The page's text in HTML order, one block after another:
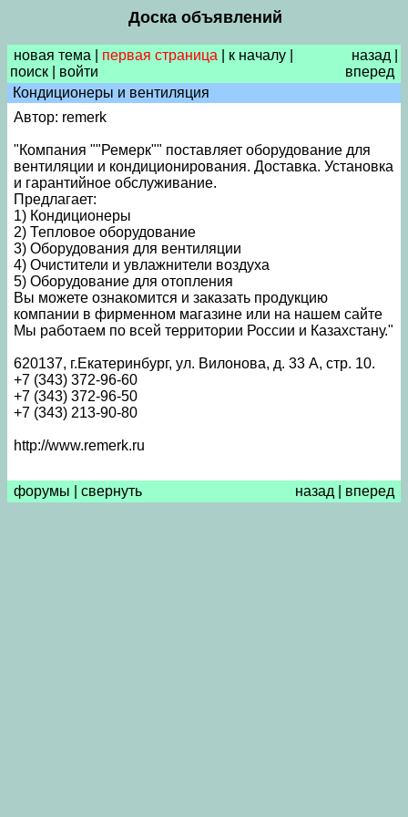
Доска объявлений
новая тема первая страница к началу
поиск
войти
назад
вперед
Кондиционеры и вентиляция
Автор: remerk
"Компания ""Ремерк"" поставляет оборудование для
вентиляции и кондиционирования. Доставка. Установка
и гарантийное обслуживание.
Предлагает:
1) Кондиционеры
2) Тепловое оборудование
3) Оборудования для вентиляции
4) Очистители и увлажнители воздуха
5) Оборудование для отопления
Вы можете ознакомится и заказать продукцию
компании в фирменном магазине или на нашем сайте
Мы работаем по всей территории России и Казахстану."
620137, г.Екатеринбург, ул. Вилонова, д. 33 А, стр. 10.
+7 (343) 372-96-60
+7 (343) 372-96-50
+7 (343) 213-90-80
http://www.remerk.ru
форумы свернуть назад вперед